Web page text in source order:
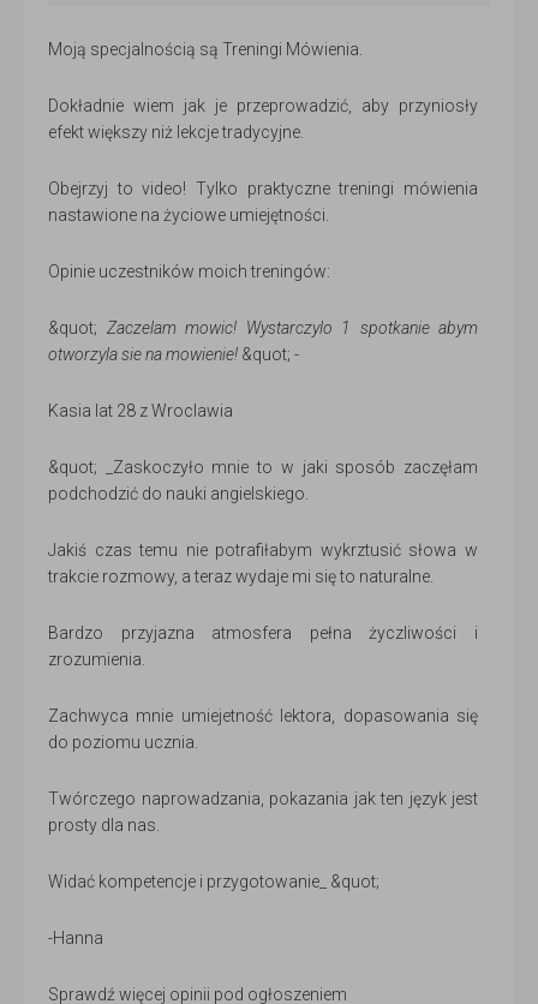
Moją specjalnością są Treningi Mówienia.
Dokładnie wiem jak je przeprowadzić, aby przyniosły
efekt większy niż lekcje tradycyjne.
Obejrzyj to video! Tylko praktyczne treningi mówienia
nastawione na życiowe umiejętności.
Opinie uczestników moich treningów:
&quot; Zaczelam mowic! Wystarczylo 1 spotkanie abym
otworzyla sie na mowienie! &quot; -
Kasia lat 28 z Wroclawia
&quot; _Zaskoczyło mnie to w jaki sposób zaczęłam
podchodzić do nauki angielskiego.
Jakiś czas temu nie potrafiłabym wykrztusić słowa w
trakcie rozmowy, a teraz wydaje mi się to naturalne.
Bardzo przyjazna atmosfera pełna życzliwości i
zrozumienia.
Zachwyca mnie umiejetność lektora, dopasowania się
do poziomu ucznia.
Twórczego naprowadzania, pokazania jak ten język jest
prosty dla nas.
Widać kompetencje i przygotowanie_ &quot;
-Hanna
Sprawdź więcej opinii pod ogłoszeniem